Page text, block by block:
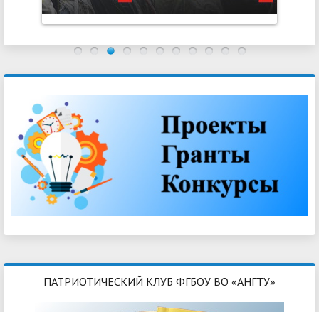
ПАТРИОТИЧЕСКИЙ КЛУБ ФГБОУ ВО «АНГТУ»